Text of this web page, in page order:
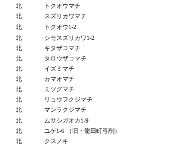
北
トクオウマチ
北
スズリカワマチ
北
トクオウ1-2
北
シモスズリカワ1-2
北
キタザコマチ
北
タロウザコマチ
北
イズミマチ
北
カマオマチ
北
ミツグマチ
北
リュウフクジマチ
北
マンラクジマチ
北
ムサシガオカ1-9
北
ユゲ1-6 （旧・龍田町弓削）
北
クスノキ